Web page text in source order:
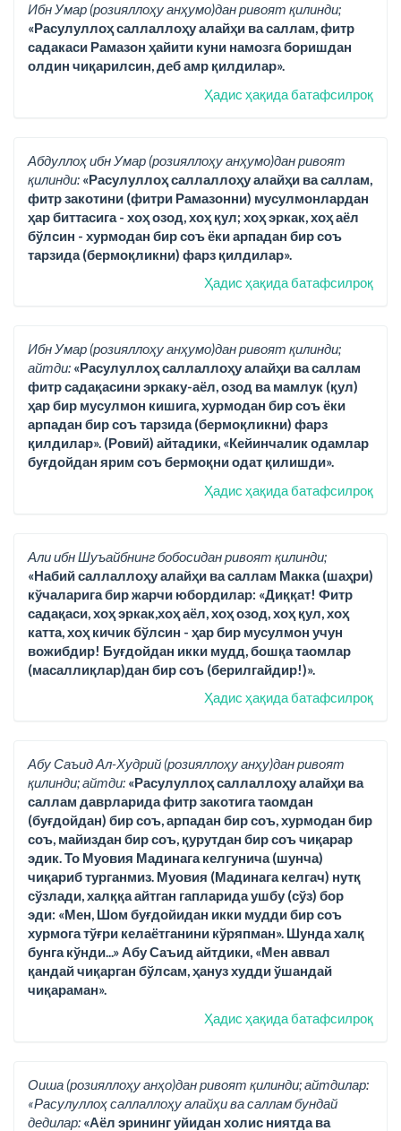
Ибн Умар (розияллоҳу анҳумо)дан ривоят қилинди;
«Расулуллоҳ саллаллоҳу алайҳи ва саллам, фитр
садакаси Рамазон ҳайити куни намозга боришдан
олдин чиқарилсин, деб амр қилдилар».
Ҳадис ҳақида батафсилроқ
Абдуллоҳ ибн Умар (розияллоҳу анҳумо)дан ривоят
қилинди: «Расулуллоҳ саллаллоҳу алайҳи ва саллам,
фитр закотини (фитри Рамазонни) мусулмонлардан
ҳар биттасига - хоҳ озод, хоҳ қул; хоҳ эркак, хоҳ аёл
бўлсин - хурмодан бир соъ ёки арпадан бир соъ
тарзида (бермоқликни) фарз қилдилар».
Ҳадис ҳақида батафсилроқ
Ибн Умар (розияллоҳу анҳумо)дан ривоят қилинди;
айтди: «Расулуллоҳ саллаллоҳу алайҳи ва саллам
фитр садақасини эркаку-аёл, озод ва мамлук (қул)
ҳар бир мусулмон кишига, хурмодан бир соъ ёки
арпадан бир соъ тарзида (бермоқликни) фарз
қилдилар». (Ровий) айтадики, «Кейинчалик одамлар
буғдойдан ярим соъ бермоқни одат қилишди».
Ҳадис ҳақида батафсилроқ
Али ибн Шуъайбнинг бобосидан ривоят қилинди;
«Набий саллаллоҳу алайҳи ва саллам Макка (шаҳри)
кўчаларига бир жарчи юбордилар: «Диққат! Фитр
садақаси, хоҳ эркак,хоҳ аёл, хоҳ озод, хоҳ қул, хоҳ
катта, хоҳ кичик бўлсин - ҳар бир мусулмон учун
вожибдир! Буғдойдан икки мудд, бошқа таомлар
(масаллиқлар)дан бир соъ (берилгайдир!)».
Ҳадис ҳақида батафсилроқ
Абу Саъид Ал-Худрий (розияллоҳу анҳу)дан ривоят
қилинди; айтди: «Расулуллоҳ саллаллоҳу алайҳи ва
саллам даврларида фитр закотига таомдан
(буғдойдан) бир соъ, арпадан бир соъ, хурмодан бир
соъ, майиздан бир соъ, қурутдан бир соъ чиқарар
эдик. То Муовия Мадинага келгунича (шунча)
чиқариб турганмиз. Муовия (Мадинага келгач) нутқ
сўзлади, халққа айтган гапларида ушбу (сўз) бор
эди: «Мен, Шом буғдойидан икки мудди бир соъ
хурмога тўғри келаётганини кўряпман». Шунда халқ
бунга кўнди...» Абу Саъид айтдики, «Мен аввал
қандай чиқарган бўлсам, ҳануз худди ўшандай
чиқараман».
Ҳадис ҳақида батафсилроқ
Оиша (розияллоҳу анҳо)дан ривоят қилинди; айтдилар:
«Расулуллоҳ саллаллоҳу алайҳи ва саллам бундай
дедилар: «Аёл эрининг уйидан холис ниятда ва